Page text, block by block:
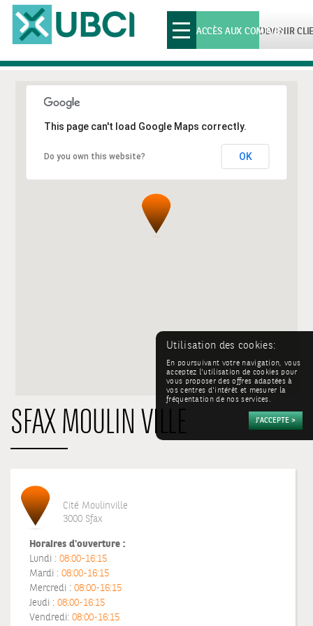
Toggle
navigationDEVENIR
ACCÈS AUX COMPTES
This page can't load Google Maps correctly.
Do you own this website? OK
SFAX MOULIN VILLE
Cité Moulinville
3000 Sfax
Horaires d'ouverture :
Lundi : 08:00-16:15
Mardi : 08:00-16:15
Mercredi : 08:00-16:15
Jeudi : 08:00-16:15
Vendredi: 08:00-16:15
Utilisation des cookies:
En poursuivant votre navigation, vous
acceptez l'utilisation de cookies pour
vous proposer des offres adaptées à
vos centres d'intérêt et mesurer la
fréquentation de nos services.